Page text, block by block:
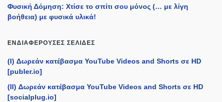
Φυσική Δόμηση: Χτίσε το σπίτι σου μόνος (… με λίγη
βοήθεια) με φυσικά υλικά!
ΕΝΔΙΑΦΈΡΟΥΣΕΣ ΣΕΛΊΔΕΣ
(I) Δωρεάν κατέβασμα YouTube Videos and Shorts σε HD
[publer.io]
(II) Δωρεάν κατέβασμα YouTube Videos and Shorts σε HD
[socialplug.io]